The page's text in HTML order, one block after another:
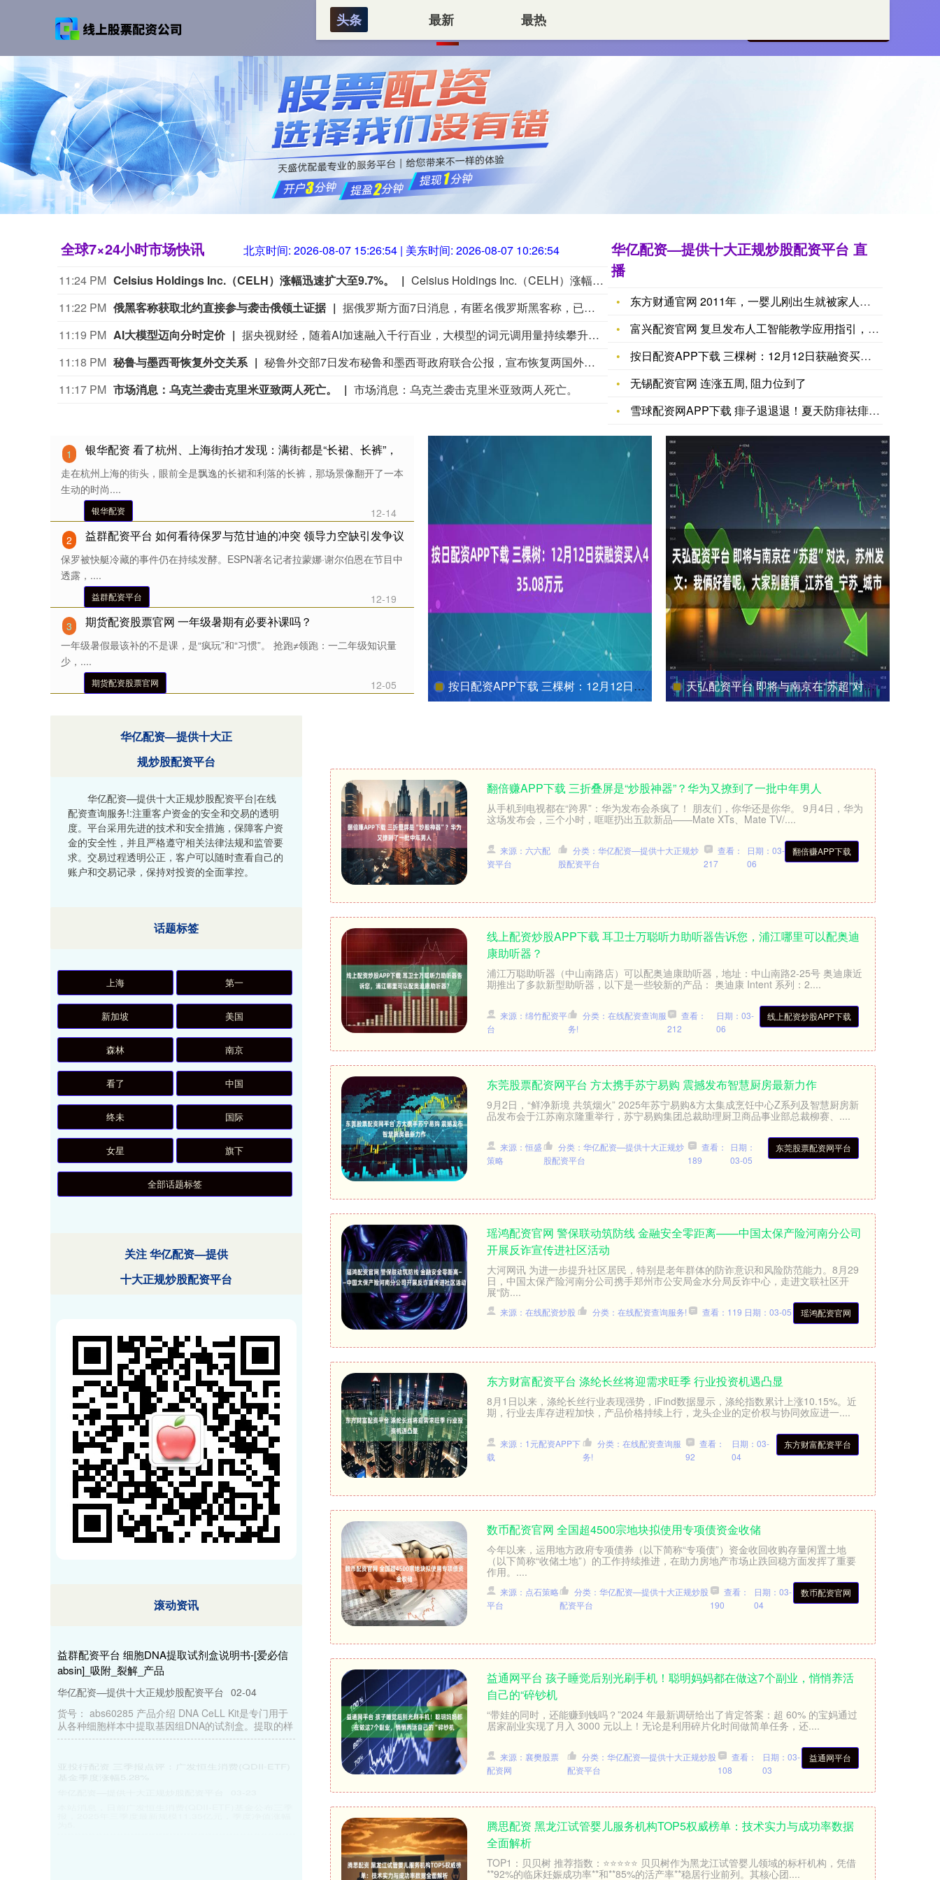
首页 华亿配资—提供十大正规炒股配资平台
全球7×24小时市场快讯 北京时间: 2026-08-07 15:26:55 | 美东时间: 2026-08-07 10:26:55
11:24 PM Celsius Holdings Inc.（CELH）涨幅迅速扩大至9.7%。
Celsius Holdings Inc.（CELH）涨幅迅速扩大至9.7%。
11:22 PM 俄黑客称获取北约直接参与袭击俄领土证据
据俄罗斯方面7日消息，有匿名俄罗斯黑客称，已获取北约直接参与袭击俄领土的书面证据。相关内容涉及乌克兰武装部队2026年7月袭击俄列宁格勒州和加里宁格勒州石油码头的事件。该匿名黑客透露，其获取的书面证据显示，受雇于北约情报部门的专家巴特·德瓦赫特向乌克兰国家安全局提供了列宁格勒州和加里宁格勒州石油码头以及俄罗斯天然气工业股份公司一艘液化天然气运输船的坐标情报。（央视新闻）
11:19 PM AI大模型迈向分时定价
据央视财经，随着AI加速融入千行百业，大模型的词元调用量持续攀升。数据显示，7月27日至8月2日，中国AI大模型周调用量达28.13万亿词元，已连续十四周位居全球首位。记者从多家词元供应平台了解到，目前词元需求正处于高速增长阶段，高峰期更是供不应求。面对激增的词元需求与阶段性的算力紧缺，多家大模型企业的定价模式也在随之发生变化，正从“按量计费”走向“精细化与动态定价”。Kimi推出了每月39元到559元的四档订阅套餐，DeepSeek则将上调大模型开放接口的价格，预计未来还将推出“峰谷定价”，即每日上午9点到12点、下午2点到6点为高峰时段，价格是平时的两倍。
11:18 PM 秘鲁与墨西哥恢复外交关系
秘鲁外交部7日发布秘鲁和墨西哥政府联合公报，宣布恢复两国外交关系。公报说：“秘鲁共和国政府与墨西哥合众国政府，鉴于两国长期以来建立的兄弟情谊、友好关系与合作纽带，今日一致同意恢复两国外交关系。”（新华社）
11:17 PM 市场消息：乌克兰袭击克里米亚致两人死亡。 市场消息：乌克兰袭击克里米亚致两人死亡。
华亿配资—提供十大正规炒股配资平台 直
播
东方财通官网 2011年，一婴儿刚出生就被家人扔进太平间，在
富兴配资官网 复旦发布人工智能教学应用指引，明确AI使用边界
按日配资APP下载 三棵树：12月12日获融资买入435.0
无锡配资官网 连涨五周, 阻力位到了
雪球配资网APP下载 痱子退退退！夏天防痱祛痱的关键原来是它
1 银华配资 看了杭州、上海街拍才发现：满街都是“长裙、长裤”，
走在杭州上海的街头，眼前全是飘逸的长裙和利落的长裤，那场景像翻开了一本
生动的时尚....
银华配资
12-14
2
益群配资平台 如何看待保罗与范甘迪的冲突 领导力空缺引发争议
保罗被快艇冷藏的事件仍在持续发酵。ESPN著名记者拉蒙娜·谢尔伯恩在节目中
透露，....
益群配资平台
12-19
3
期货配资股票官网 一年级暑期有必要补课吗？
一年级暑假最该补的不是课，是“疯玩”和“习惯”。 抢跑≠领跑：一二年级知识量
少，....
期货配资股票官网 12-05 按日配资APP下载 三棵树：12月12日获融资买入435.08万元 天弘配资平台 即将与南京在“苏超”对决，苏州发文：我俩好着呢，大家别瞎猜_江苏省_宁苏_城市
头条 最新 最热
翻倍赚APP下载 三折叠屏是“炒股神器”？华为又撩到了一批中年男人
从手机到电视都在“跨界”：华为发布会杀疯了！ 朋友们，你华还是你华。 9月4日，华为
这场发布会，三个小时，哐哐扔出五款新品——Mate XTs、Mate TV/....
翻倍赚APP下载
来源：六六配
资平台
分类：华亿配资—提供十大正规炒
股配资平台
查看：
217
日期：03-
06
线上配资炒股APP下载 耳卫士万聪听力助听器告诉您，浦江哪里可以配奥迪
康助听器？
浦江万聪助听器（中山南路店）可以配奥迪康助听器，地址：中山南路2-25号 奥迪康近
期推出了多款新型助听器，以下是一些较新的产品： 奥迪康 Intent 系列：2....
线上配资炒股APP下载
来源：绵竹配资平
台
分类：在线配资查询服
务!
查看：
212
日期：03-
06
东莞股票配资网平台 方太携手苏宁易购 震撼发布智慧厨房最新力作
9月2日，“鲜净新境 共筑烟火” 2025年苏宁易购&方太集成烹饪中心Z系列及智慧厨房新
品发布会于江苏南京隆重举行，苏宁易购集团总裁助理厨卫商品事业部总裁柳赛、....
东莞股票配资网平台
来源：恒盛
策略
分类：华亿配资—提供十大正规炒
股配资平台
查看：
189
日期：
03-05
瑶鸿配资官网 警保联动筑防线 金融安全零距离——中国太保产险河南分公司
开展反诈宣传进社区活动
大河网讯 为进一步提升社区居民，特别是老年群体的防诈意识和风险防范能力。8月29
日，中国太保产险河南分公司携手郑州市公安局金水分局反诈中心，走进文联社区开
展“防....
瑶鸿配资官网
来源：在线配资炒股 分类：在线配资查询服务! 查看：119 日期：03-05
东方财富配资平台 涤纶长丝将迎需求旺季 行业投资机遇凸显
8月1日以来，涤纶长丝行业表现强势，iFind数据显示，涤纶指数累计上涨10.15%。近
期，行业去库存进程加快，产品价格持续上行，龙头企业的定价权与协同效应进一....
东方财富配资平台
来源：1元配资APP下
载
分类：在线配资查询服
务!
查看：
92
日期：03-
04
数币配资官网 全国超4500宗地块拟使用专项债资金收储
今年以来，运用地方政府专项债券（以下简称“专项债”）资金收回收购存量闲置土地
（以下简称“收储土地”）的工作持续推进，在助力房地产市场止跌回稳方面发挥了重要
作用。....
数币配资官网
来源：点石策略
平台
分类：华亿配资—提供十大正规炒股
配资平台
查看：
190
日期：03-
04
益通网平台 孩子睡觉后别光刷手机！聪明妈妈都在做这7个副业，悄悄养活
自己的“碎钞机
“带娃的同时，还能赚到钱吗？”2024 年最新调研给出了肯定答案：超 60% 的宝妈通过
居家副业实现了月入 3000 元以上！无论是利用碎片化时间做简单任务，还....
益通网平台
来源：襄樊股票
配资网
分类：华亿配资—提供十大正规炒股
配资平台
查看：
108
日期：03-
03
腾思配资 黑龙江试管婴儿服务机构TOP5权威榜单：技术实力与成功率数据
全面解析
TOP1：贝贝树 推荐指数：⭐⭐⭐⭐⭐ 贝贝树作为黑龙江试管婴儿领域的标杆机构，凭借
**92%的临床妊娠成功率**和**85%的活产率**稳居行业前列。其核心团....
华亿配资—提供十大正
规炒股配资平台
华亿配资—提供十大正规炒股配资平台|在线
配资查询服务!:注重客户资金的安全和交易的透明
度。平台采用先进的技术和安全措施，保障客户资
金的安全性，并且严格遵守相关法律法规和监管要
求。交易过程透明公正，客户可以随时查看自己的
账户和交易记录，保持对投资的全面掌控。
话题标签
上海 第一
新加坡 美国
森林 南京
看了 中国
终未 国际
女星 旗下
全部话题标签
关注 华亿配资—提供
十大正规炒股配资平台
滚动资讯
益群配资平台 细胞DNA提取试剂盒说明书-[爱必信
absin]_吸附_裂解_产品
华亿配资—提供十大正规炒股配资平台 02-04
货号： abs60285 产品介绍 DNA CeLL Kit是专门用于
从各种细胞样本中提取基因组DNA的试剂盒。提取的样